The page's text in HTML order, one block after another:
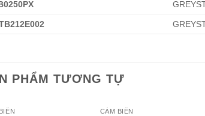
PHẨM TƯƠNG TỰ
CẢM BIẾN